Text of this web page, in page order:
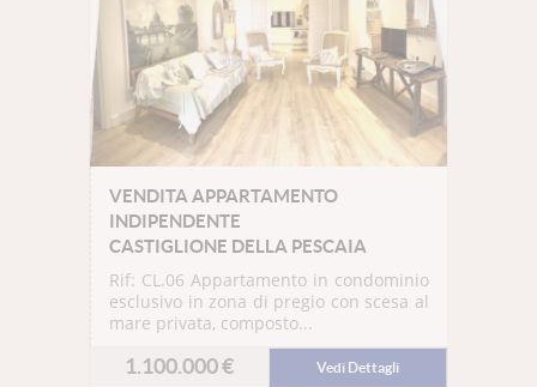
VENDITA APPARTAMENTO
INDIPENDENTE
CASTIGLIONE DELLA PESCAIA
Rif: CL.06 Appartamento in condominio
esclusivo in zona di pregio con scesa al
mare privata, composto...
1.100.000 €
Vedi Dettagli